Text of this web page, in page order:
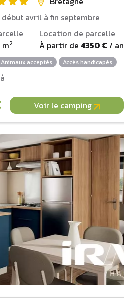
avril à fin septembre
m2
Location de parcelle
À partir de 4350 € / an
Animaux acceptés Accès handicapés
Voir le camping